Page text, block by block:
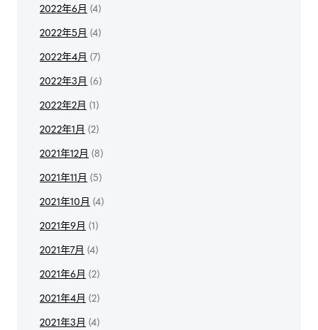
2022年6月 (4)
2022年5月 (4)
2022年4月 (7)
2022年3月 (6)
2022年2月 (1)
2022年1月 (2)
2021年12月 (8)
2021年11月 (5)
2021年10月 (4)
2021年9月 (1)
2021年7月 (4)
2021年6月 (2)
2021年4月 (2)
2021年3月 (4)